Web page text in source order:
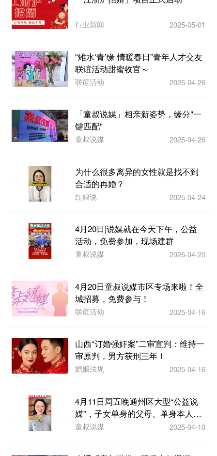
行业新闻 2025-05-01
“雉水‘青’缘·情暖春日”青年人才交友
联谊活动甜蜜收官～
联谊活动 2025-04-26
「童叔说媒」相亲新姿势，缘分"一
键匹配"
童叔说媒 2025-04-26
为什么很多离异的女性就是找不到
合适的再婚？
红娘说 2025-04-24
4月20日|说媒就在今天下午，公益
活动，免费参加，现场建群
童叔说媒 2025-04-20
4月20日童叔说媒市区专场来啦！全
城招募，免费参与！
联谊活动 2025-04-16
山西“订婚强奸案”二审宣判：维持一
审原判，男方获刑三年！
婚姻法规 2025-04-16
4月11日周五晚通州区大型“公益说
媒”，子女单身的父母、单身本人都
可以免费参...
童叔说媒 2025-04-10